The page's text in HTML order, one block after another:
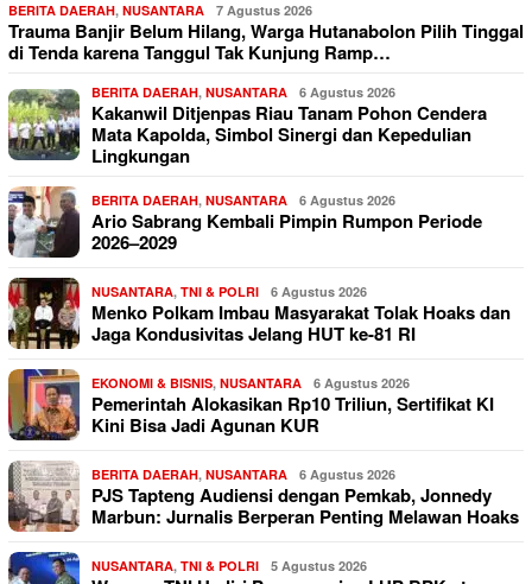
BERITA DAERAH, NUSANTARA 7 Agustus 2026
Trauma Banjir Belum Hilang, Warga Hutanabolon Pilih Tinggal
di Tenda karena Tanggul Tak Kunjung Ramp…
BERITA DAERAH, NUSANTARA 6 Agustus 2026
Kakanwil Ditjenpas Riau Tanam Pohon Cendera
Mata Kapolda, Simbol Sinergi dan Kepedulian
Lingkungan
BERITA DAERAH, NUSANTARA 6 Agustus 2026
Ario Sabrang Kembali Pimpin Rumpon Periode
2026–2029
NUSANTARA, TNI & POLRI 6 Agustus 2026
Menko Polkam Imbau Masyarakat Tolak Hoaks dan
Jaga Kondusivitas Jelang HUT ke-81 RI
EKONOMI & BISNIS, NUSANTARA 6 Agustus 2026
Pemerintah Alokasikan Rp10 Triliun, Sertifikat KI
Kini Bisa Jadi Agunan KUR
BERITA DAERAH, NUSANTARA 6 Agustus 2026
PJS Tapteng Audiensi dengan Pemkab, Jonnedy
Marbun: Jurnalis Berperan Penting Melawan Hoaks
NUSANTARA, TNI & POLRI 5 Agustus 2026